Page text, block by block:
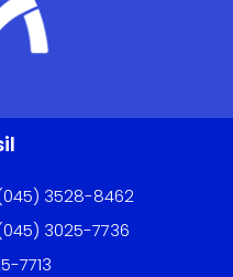
3528-8462
3025-7736
7713